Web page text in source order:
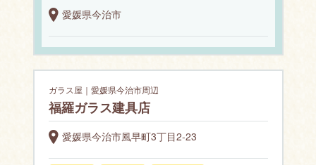
愛媛県今治市
ガラス屋｜愛媛県今治市周辺
福羅ガラス建具店
愛媛県今治市風早町3丁目2-23